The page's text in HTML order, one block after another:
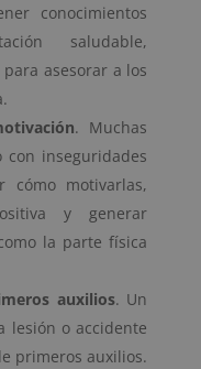
conocimientos
saludable,
asesorar a los
. Muchas
con inseguridades
cómo motivarlas,
y generar
la parte física
auxilios. Un
lesión o accidente
primeros auxilios.